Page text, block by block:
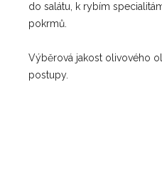
do salátu, k rybím
pokrmů.
Výběrová jakost olivového
postupy.